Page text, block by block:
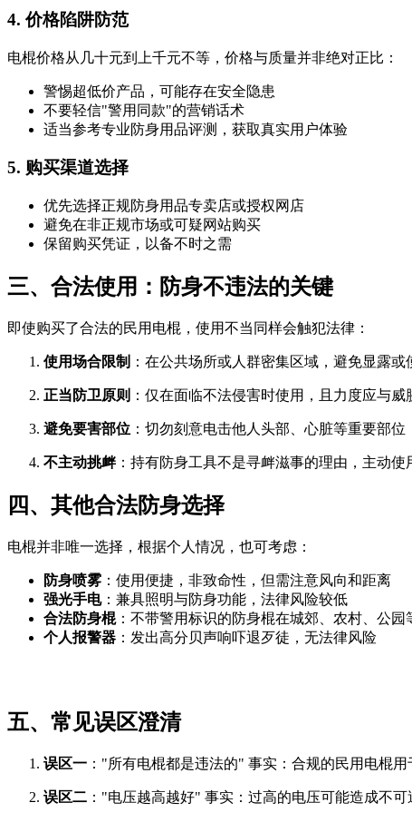
4. 价格陷阱防范
电棍价格从几十元到上千元不等，价格与质量并非绝对正比：
警惕超低价产品，可能存在安全隐患
不要轻信"警用同款"的营销话术
适当参考专业防身用品评测，获取真实用户体验
5. 购买渠道选择
优先选择正规防身用品专卖店或授权网店
避免在非正规市场或可疑网站购买
保留购买凭证，以备不时之需
三、合法使用：防身不违法的关键
即使购买了合法的民用电棍，使用不当同样会触犯法律：
使用场合限制 ：在公共场所或人群密集区域，避免显露或
正当防卫原则 ：仅在面临不法侵害时使用，且力度应与
避免要害部位 ：切勿刻意电击他人头部、心脏等重要部位
不主动挑衅 ：持有防身工具不是寻衅滋事的理由，主动
四、其他合法防身选择
电棍并非唯一选择，根据个人情况，也可考虑：
防身喷雾 ：使用便捷，非致命性，但需注意风向和距离
强光手电：兼具照明与防身功能，法律风险较低
合法防身棍：不带警用标识的防身棍在城郊、农村、公园
个人报警器 ：发出高分贝声响吓退歹徒，无法律风险
五、常见误区澄清
误区一 ："所有电棍都是违法的" 事实：合规的民用电棍用
误区二 ："电压越高越好" 事实：过高的电压可能造成不可